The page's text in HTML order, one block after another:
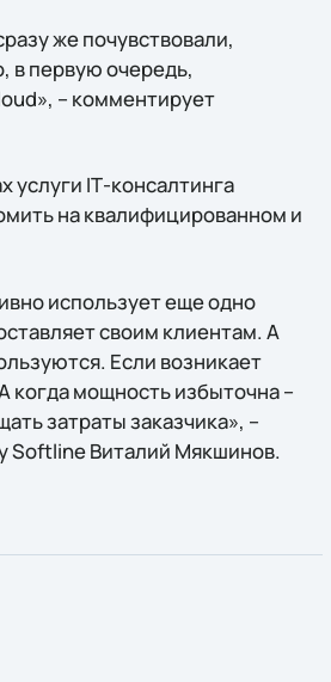
же почувствовали,
в первую очередь,
– комментирует
услуги IТ-консалтинга
на квалифицированном и
использует еще одно
своим клиентам. А
Если возникает
мощность избыточна –
затраты заказчика», –
Softline Виталий Мякшинов.